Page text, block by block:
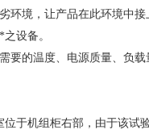
环境，让产品在此环境中
设备。
的温度、电源质量、负载
机组柜右部，由于该试